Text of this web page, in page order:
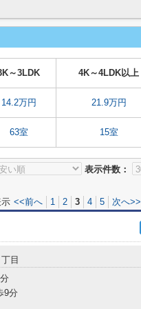
～3LDK 4K～4LDK以上
14.2万円 21.9万円
63室 15室
表示件数：
<<前へ 1 2 3 4 5 次へ>>
目
9分